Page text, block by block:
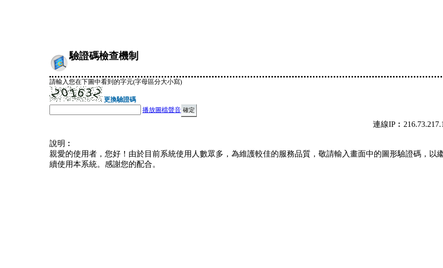
驗證碼檢查機制
請輸入您在下圖中看到的字元(字母區分大小寫)
更換驗證碼
播放圖檔聲音
連線
說明︰
親愛的使用者，您好！由於目前系統使用人數眾多，為維護較佳的服務品質，敬請輸入畫面中的圖形驗證碼，以
續使用本系統。感謝您的配合。